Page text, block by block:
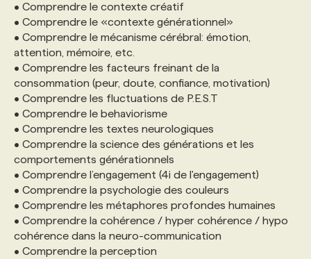
• Comprendre le contexte créatif
• Comprendre le «contexte générationnel»
• Comprendre le mécanisme cérébral: émotion,
attention, mémoire, etc.
• Comprendre les facteurs freinant de la
consommation (peur, doute, confiance, motivation)
• Comprendre les fluctuations de P.E.S.T
• Comprendre le behaviorisme
• Comprendre les textes neurologiques
• Comprendre la science des générations et les
comportements générationnels
• Comprendre l’engagement (4i de l'engagement)
• Comprendre la psychologie des couleurs
• Comprendre les métaphores profondes humaines
• Comprendre la cohérence / hyper cohérence / hypo
cohérence dans la neuro-communication
• Comprendre la perception